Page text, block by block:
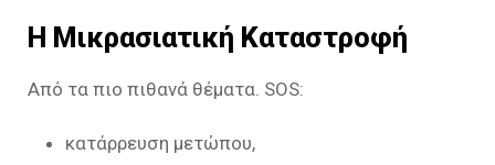
Η Μικρασιατική Καταστροφή
Από τα πιο πιθανά θέματα. SOS:
κατάρρευση μετώπου,